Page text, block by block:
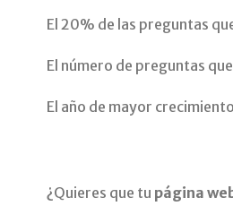
El 20% de las preguntas
El número de preguntas
El año de mayor
¿Quieres que tu página